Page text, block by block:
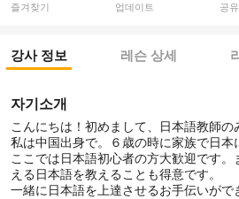
즐겨찾기 업데이트 공유
강사 정보 레슨 상세
자기소개
こんにちは！初めまして、日本語教師の
私は中国出身で。６歳の時に家族で日本
ここでは日本語初心者の方大歓迎です
える日本語を教えることも得意です。
一緒に日本語を上達させるお手伝いがで